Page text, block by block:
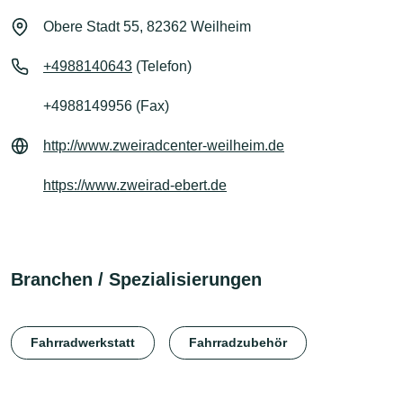
Obere Stadt 55, 82362 Weilheim
+4988140643 (Telefon)
+4988149956 (Fax)
http://www.zweiradcenter-weilheim.de
https://www.zweirad-ebert.de
Branchen / Spezialisierungen
Fahrradwerkstatt Fahrradzubehör